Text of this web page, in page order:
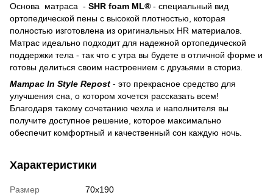
Основа матраса - SHR foam ML®- специальный вид
ортопедической пены с высокой плотностью, которая
полностью изготовлена из оригинальных HR материалов.
Матрас идеально подходит для надежной ортопедической
поддержки тела - так что с утра вы будете в отличной форме и
готовы делиться своим настроением с друзьями в сториз.
Матрас In Style Repost - это прекрасное средство для
улучшения сна, о котором хочется рассказать всем!
Благодаря такому сочетанию чехла и наполнителя вы
получите доступное решение, которое максимально
обеспечит комфортный и качественный сон каждую ночь.
Характеристики
Размер
70х190